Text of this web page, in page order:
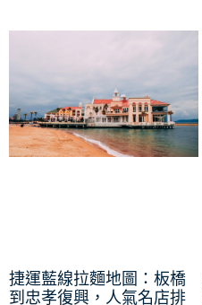
捷運藍線拉麵地圖：板橋
到忠孝復興，人氣名店排